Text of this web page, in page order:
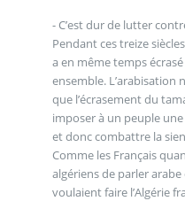
- C’est dur de lutter
Pendant ces treize
a en même temps
ensemble. L’arabisation
que l’écrasement du
imposer à un peuple une
et donc combattre la
Comme les Français
algériens de parler
voulaient faire l’Algérie